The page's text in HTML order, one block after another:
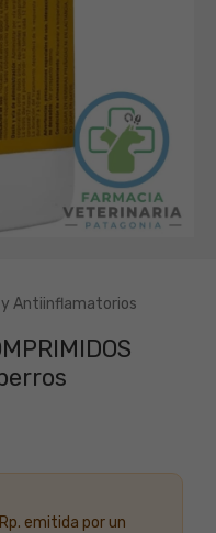
Antiinflamatorios
emitida por un